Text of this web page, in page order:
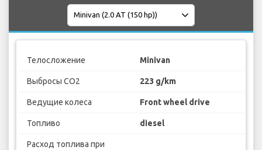
Телосложение Minivan
Выбросы CO2 223 g/km
Ведущие колеса Front wheel drive
Топливо diesel
Расход топлива при